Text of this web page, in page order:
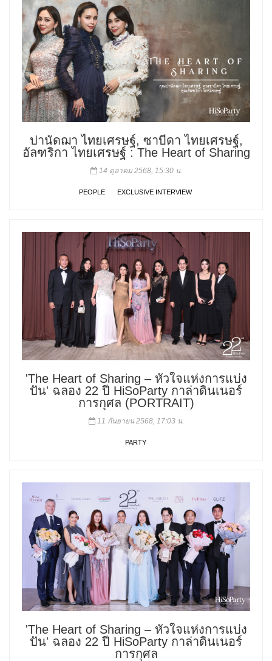
ปานัดฌา ไทยเศรษฐ์, ซาบีดา ไทยเศรษฐ์,
อัลฑริกา ไทยเศรษฐ์ : The Heart of Sharing
14 ตุลาคม 2568, 15:30 น.
PEOPLE EXCLUSIVE INTERVIEW
'The Heart of Sharing – หัวใจแห่งการแบ่ง
ปัน' ฉลอง 22 ปี HiSoParty กาล่าดินเนอร์
การกุศล (PORTRAIT)
11 กันยายน 2568, 17:03 น.
PARTY
'The Heart of Sharing – หัวใจแห่งการแบ่ง
ปัน' ฉลอง 22 ปี HiSoParty กาล่าดินเนอร์
การกุศล